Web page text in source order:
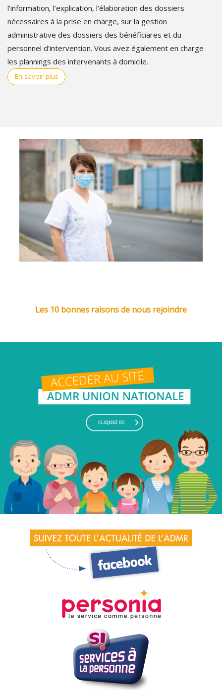
l’information, l’explication, l’élaboration des dossiers
nécessaires à la prise en charge, sur la gestion
administrative des dossiers des bénéficiares et du
personnel d'intervention. Vous avez également en charge
les plannings des intervenants à domicile.
En savoir plus
Les 10 bonnes raisons de nous rejoindre